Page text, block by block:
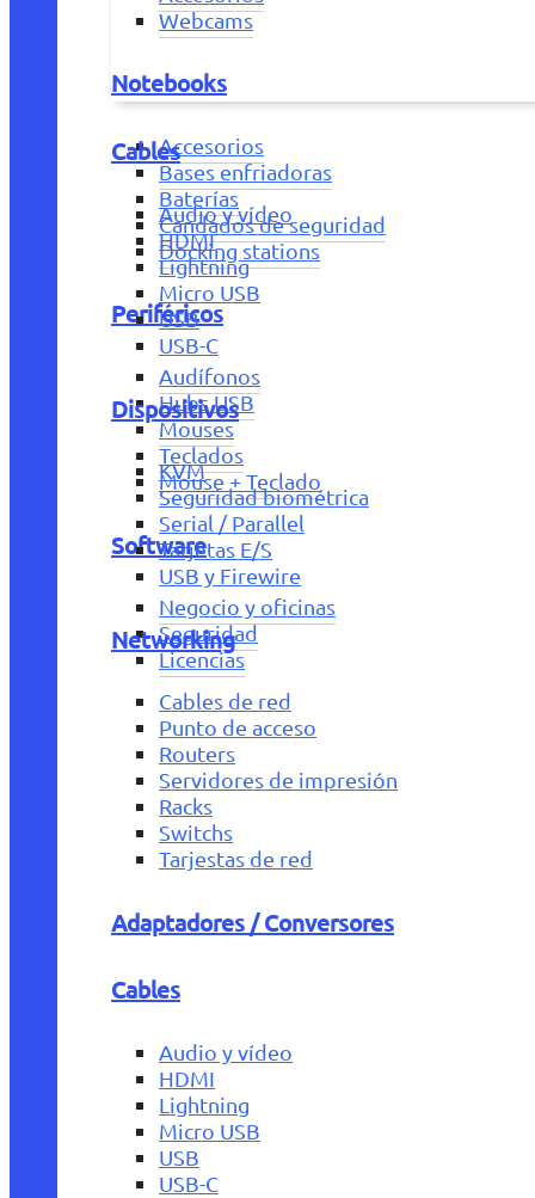
Webcams
Notebooks
Accesorios
Bases enfriadoras
Baterías
Candados de seguridad
Docking stations
Periféricos
Audífonos
Hubs USB
Mouses
Teclados
Mouse + Teclado
Software
Negocio y oficinas
Seguridad
Licencias
Cables
Audio y vídeo
HDMI
Lightning
Micro USB
USB
USB-C
Dispositivos
KVM
Seguridad biométrica
Serial / Parallel
Tarjetas E/S
USB y Firewire
Networking
Cables de red
Punto de acceso
Routers
Servidores de impresión
Racks
Switchs
Tarjestas de red
Adaptadores / Conversores
Cables
Audio y vídeo
HDMI
Lightning
Micro USB
USB
USB-C